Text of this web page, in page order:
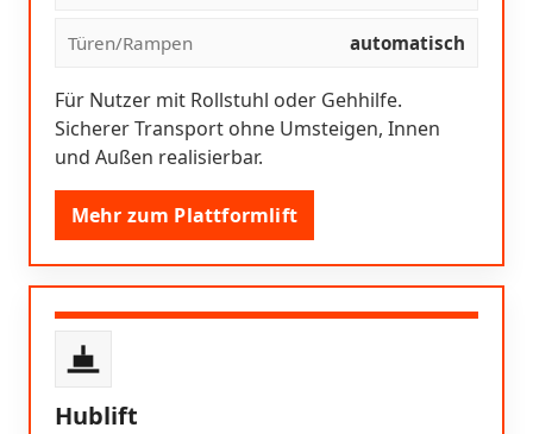
Türen/Rampen automatisch
Für Nutzer mit Rollstuhl oder Gehhilfe.
Sicherer Transport ohne Umsteigen, Innen
und Außen realisierbar.
Mehr zum Plattformlift
Hublift